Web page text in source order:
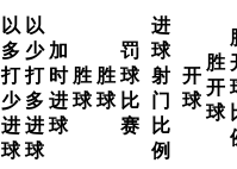
以
多
打
少
进
球
以
少
打
多
进
球
加
时
进
球
胜
球
胜
球
罚
球
比
赛
进
球
射
门
比
例
开
球
胜
开
球